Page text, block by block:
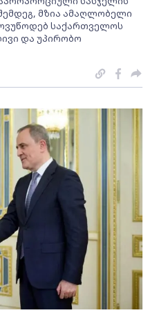
მზია ამაღლობელი
საქართველოს
და უპირობო